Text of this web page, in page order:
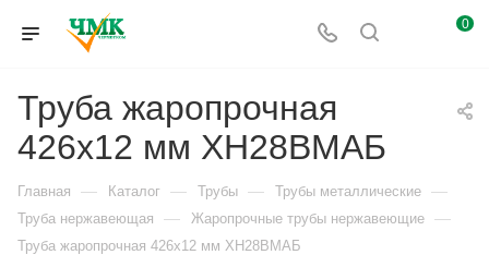
0
Труба жаропрочная
426х12 мм ХН28ВМАБ
Главная — Каталог — Трубы — Трубы металлические —
Труба нержавеющая — Жаропрочные трубы нержавеющие —
Труба жаропрочная 426х12 мм ХН28ВМАБ